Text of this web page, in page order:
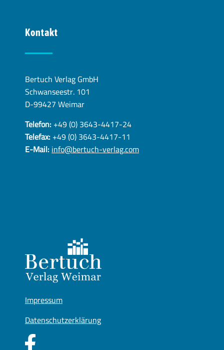
Kontakt
Bertuch Verlag GmbH
Schwanseestr. 101
D-99427 Weimar
Telefon:+49 (0) 3643-4417-24
Telefax:+49 (0) 3643-4417-11
E-Mail:info@bertuch-verlag.com
Impressum
Datenschutzerklärung